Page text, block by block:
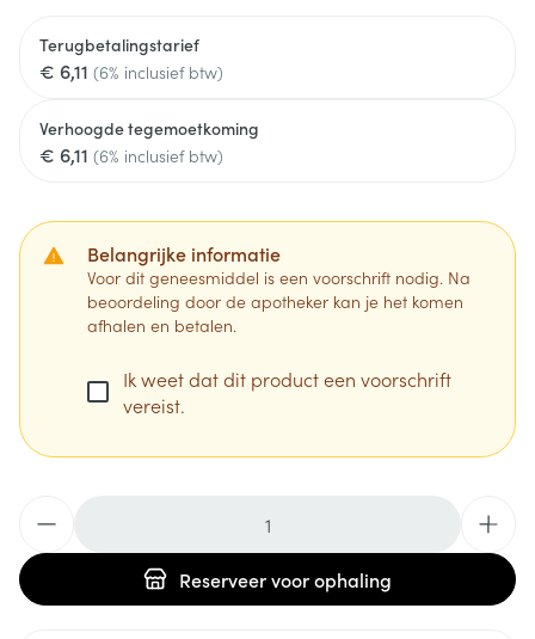
Terugbetalingstarief
€ 6,11 (6% inclusief btw)
Verhoogde tegemoetkoming
€ 6,11 (6% inclusief btw)
Belangrijke informatie
Voor dit geneesmiddel is een voorschrift nodig. Na
beoordeling door de apotheker kan je het komen
afhalen en betalen.
Ik weet dat dit product een voorschrift
vereist.
Reserveervoor ophaling